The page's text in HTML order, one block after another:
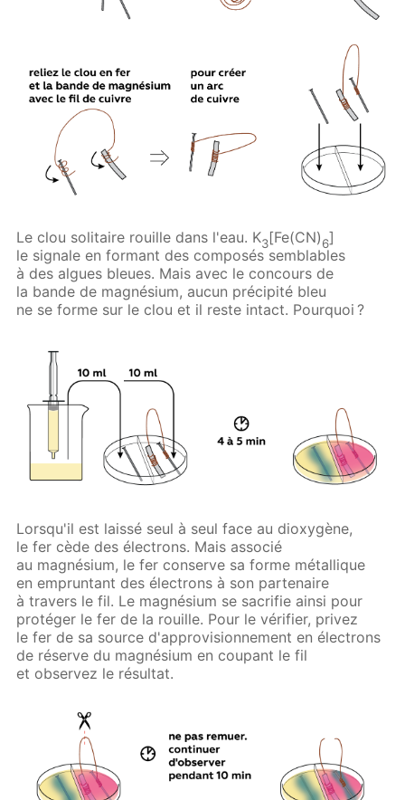
Le clou solitaire rouille dans l'eau. K3[Fe(CN)6]
le signale en formant des composés semblables
à des algues bleues. Mais avec le concours de ​
la bande de magnésium, aucun précipité bleu
ne se forme sur le clou et il reste intact. Pourquoi ?
Lorsqu'il est laissé seul à seul face au dioxygène,
le fer cède des électrons. Mais associé
au magnésium, le fer conserve sa forme métallique
en empruntant des électrons à son partenaire
à travers le fil. Le magnésium se sacrifie ainsi pour
protéger le fer de la rouille. Pour le vérifier, privez
le fer de sa source d'approvisionnement en électrons
de réserve du magnésium en coupant le fil
et observez le résultat.